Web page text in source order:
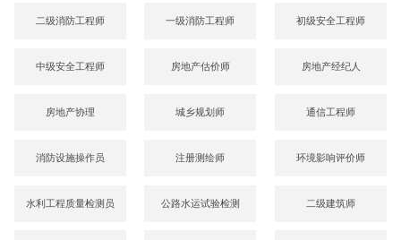
二级消防工程师 一级消防工程师 初级安全工程师
中级安全工程师 房地产估价师 房地产经纪人
房地产协理 城乡规划师 通信工程师
消防设施操作员 注册测绘师 环境影响评价师
水利工程质量检测员 公路水运试验检测 二级建筑师